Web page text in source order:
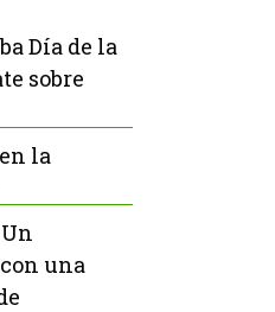
Día de la
sobre
la
una